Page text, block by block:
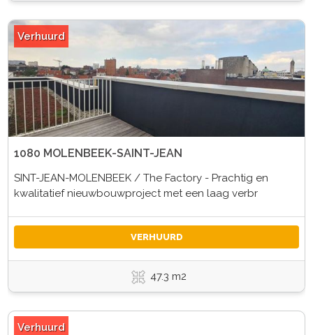
Verhuurd
1080 MOLENBEEK-SAINT-JEAN
SINT-JEAN-MOLENBEEK / The Factory - Prachtig en
kwalitatief nieuwbouwproject met een laag verbr
VERHUURD
47.3 m2
Verhuurd